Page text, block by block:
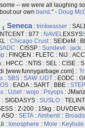
-- we were all laughing
our own band ." - Doug
1 Seneca:trinkwasser :
: 877 : NAVELEXSYS
:Chicago Crust: SEIDeM :
DC : CISSP : Sundevil : jack. :
: FINQEN : FLETC : NIJ :
: HPCC : NTIS : SEL : CISE : S
[www.funnygarbage.com] :
: SBS:SAW:UDT : EODC :
: EADA : SART : BBE : STEP
: Uziel : wojo : Psyops :
: SIGDASYS :SUSLO :
: Z-200 : 15kg :
ASO :SETA:Amherst :
:lonosphere : Mole : Keyhole